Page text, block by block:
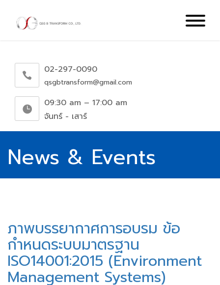
02-297-0090
qsgbtransform@gmail.com
09:30 am – 17:00 am
จันทร์ - เสาร์
News & Events
ภาพบรรยากาศการอบรม ข้อ
กำหนดระบบมาตรฐาน
ISO14001:2015 (Environment
Management Systems)